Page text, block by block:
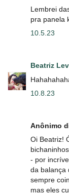
Lembrei
pra panela
10.5.23
Beatriz
10.8.23
Anônimo
Oi Beatriz!
- por
da balança
sempre
mas eles